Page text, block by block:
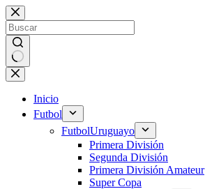
Saltar
al
contenido
Sin
resultados
Inicio
Futbol
FutbolUruguayo
Primera División
Segunda División
Primera División Amateur
Super Copa